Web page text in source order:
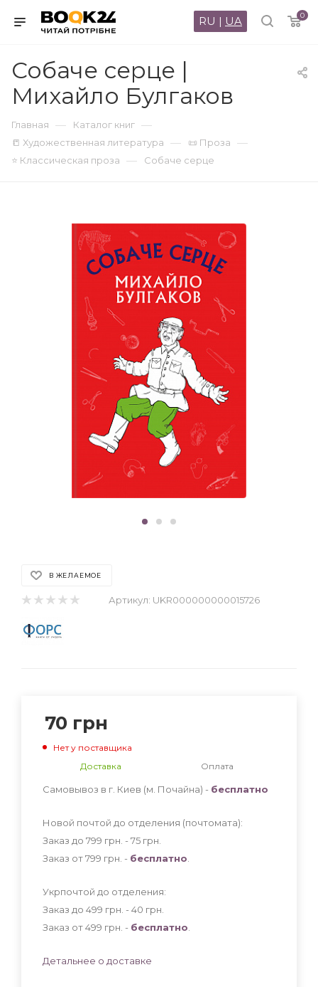
0
RU | UA
Собаче серце |
Михайло Булгаков
Главная — Каталог книг —
📒 Художественная литература — 📜 Проза —
⭐ Классическая проза — Собаче серце
В ЖЕЛАЕМОЕ
Артикул: UKR000000000015726
70 грн
Нет у поставщика
Доставка
Оплата
Самовывоз в г. Киев (м. Почайна) - бесплатно
Новой почтой до отделения (почтомата):
Заказ до 799 грн. - 75 грн
Заказ от 799 грн. - бесплатно
Укрпочтой до отделения:
Заказ до 499 грн. - 40 грн
Заказ от 499 грн. - бесплатно
Детальнее о доставке